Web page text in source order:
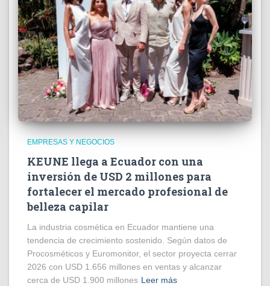
EMPRESAS Y NEGOCIOS
KEUNE llega a Ecuador con una
inversión de USD 2 millones para
fortalecer el mercado profesional de
belleza capilar
La industria cosmética en Ecuador mantiene una
tendencia de crecimiento sostenido. Según datos de
Procosméticos y Euromonitor, el sector proyecta cerrar
2026 con USD 1.656 millones en ventas y alcanzar
cerca de USD 1.900 millones Leer más